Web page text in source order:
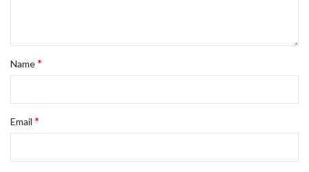
Name*
Email *